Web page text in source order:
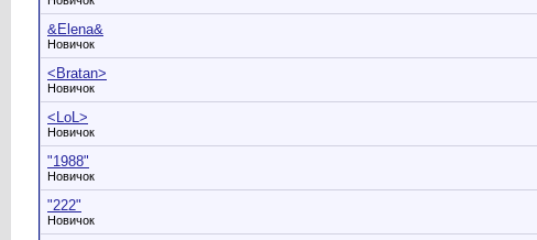
&Elena&
Новичок
<Bratan>
Новичок
<LoL>
Новичок
"1988"
Новичок
"222"
Новичок